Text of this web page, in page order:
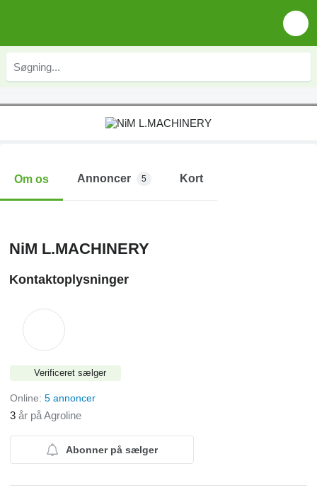
Om os Annoncer 5 Kort
NiM L.MACHINERY
Kontaktoplysninger
Verificeret sælger
Online: 5 annoncer
3 år på Agroline
Abonner på sælger